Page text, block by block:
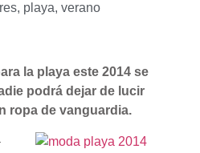
, playa, verano
la playa este 2014 se
podrá dejar de lucir
ropa de vanguardia.